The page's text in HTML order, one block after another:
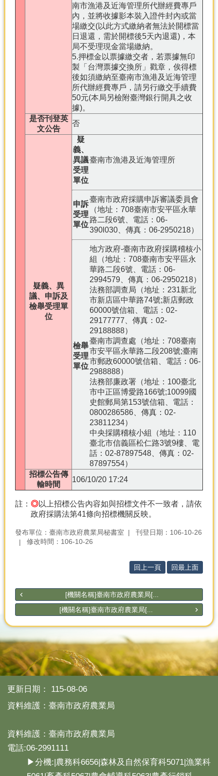
南市漁港及近海管理所代辦經費專戶
內，並將收據影本裝入證件封內或當
場繳交(以此方式繳納者無法於開標當
日退還，需於開標後5天內退還)，本
局不受理現金當場繳納。
5.押標金以票據繳交者，若票據無印
製「台灣票據交換所」戳章，俟得標
後如須繳納至臺南市漁港及近海管理
所代辦經費專戶，請另行繳交手續費
50元(本局另檢附臺灣銀行開具之收
據)。
是否刊登英
文公告
否
疑義、異
議、申訴及
檢舉受理單
位
疑
義、
異議
受理
單位
臺南市漁港及近海管理所
申訴
受理
單位
臺南市政府採購申訴審議委員會
（地址：708臺南市安平區永華
路二段6號、電話：06-
390l030、傳真：06-2950218）
檢舉
受理
單位
地方政府-臺南市政府採購稽核小
組（地址：708臺南市安平區永
華路二段6號、電話：06-
2994579、傳真：06-2950218）
法務部調查局（地址：231新北
市新店區中華路74號;新店郵政
60000號信箱、電話：02-
29177777、傳真：02-
29188888）
臺南市調查處（地址：708臺南
市安平區永華路二段208號;臺南
市郵政60000號信箱、電話：06-
2988888）
法務部廉政署（地址：100臺北
市中正區博愛路166號;10099國
史館郵局第153號信箱、電話：
0800286586、傳真：02-
23811234）
中央採購稽核小組（地址：110
臺北市信義區松仁路3號9樓、電
話：02-87897548、傳真：02-
87897554）
招標公告傳
輸時間
106/10/20 17:24
註： ◎以上招標公告內容如與招標文件不一致者，請依
政府採購法第41條向招標機關反映。
發布單位：臺南市政府農業局秘書室
刊登日期：106-10-26
修改時間：106-10-26
回上一頁 回最上面
[機關名稱]臺南市政府農業局[...
[機關名稱]臺南市政府農業局[...
更新日期：
115-08-06
資料維護：臺南市政府農業局
資料維護：臺南市政府農業局
電話:06-2991111
▶分機:|農務科6656|森林及自然保育科5071|漁業科